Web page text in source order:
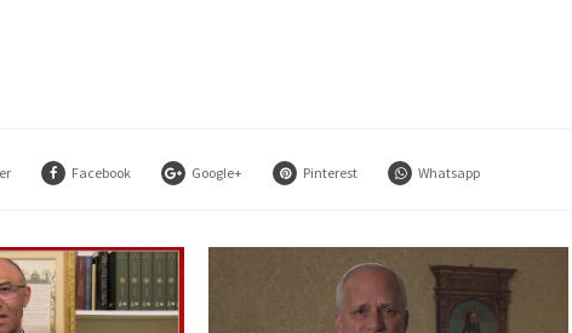
Facebook Google+ Pinterest Whatsapp